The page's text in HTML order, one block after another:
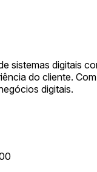
digitais
do cliente.
digitais.